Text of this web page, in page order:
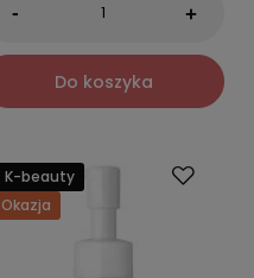
- +
Do koszyka
K-beauty
Okazja